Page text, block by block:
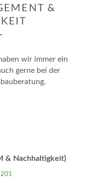
&
wir immer ein
gerne bei der
& Nachhaltigkeit)